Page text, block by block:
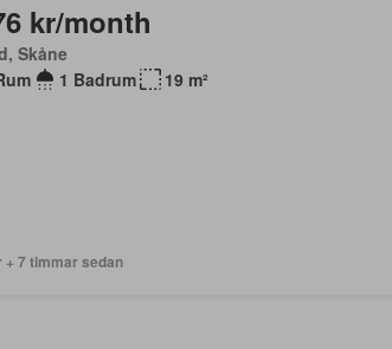
kr/month
Skåne
1 Badrum 19 m²
+ 7 timmar sedan